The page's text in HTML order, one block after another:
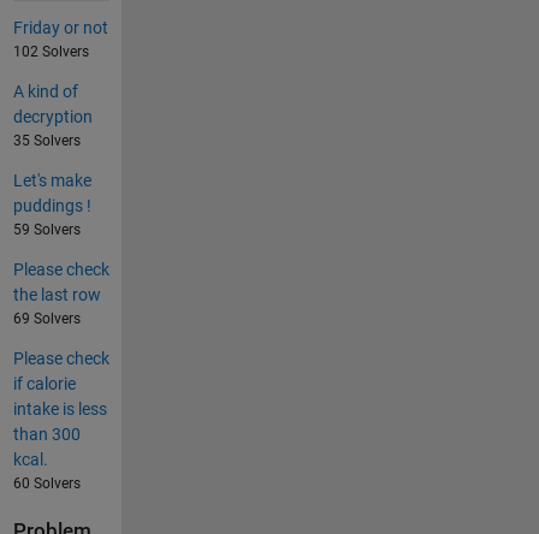
Friday or not
102 Solvers
A kind of
decryption
35 Solvers
Let's make
puddings !
59 Solvers
Please check
the last row
69 Solvers
Please check
if calorie
intake is less
than 300
kcal.
60 Solvers